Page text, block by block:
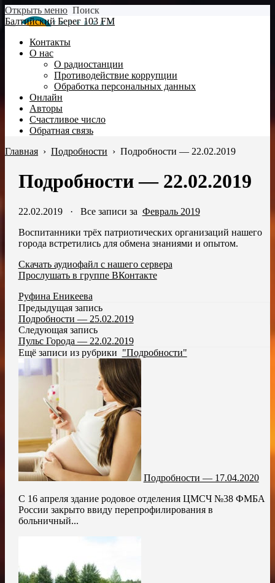
Открыть меню Поиск
Балтийский Берег 103 FM
Контакты
О нас
О радиостанции
Противодействие коррупции
Обработка персональных данных
Онлайн
Авторы
Счастливое число
Обратная связь
Главная › Подробности › Подробности — 22.02.2019
Подробности — 22.02.2019
22.02.2019· Все записи за Февраль 2019
Воспитанники трёх патриотических организаций нашего
города встретились для обмена знаниями и опытом.
Скачать аудиофайл с нашего сервера
Прослушать в группе ВКонтакте
Руфина Еникеева
Предыдущая запись
Подробности — 25.02.2019
Следующая запись
Пульс Города — 22.02.2019
Ещё записи из рубрики "Подробности"
Подробности — 17.04.2020
С 16 апреля здание родовое отделения ЦМСЧ №38 ФМБА
России закрыто ввиду перепрофилирования в
больничный...